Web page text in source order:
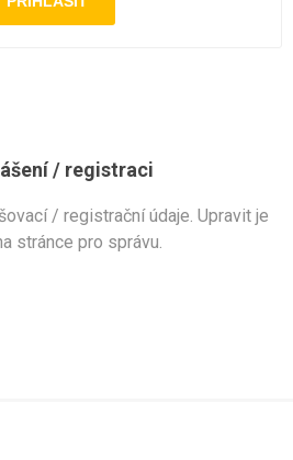
/ registraci
/ registrační údaje. Upravit je
stránce pro správu.